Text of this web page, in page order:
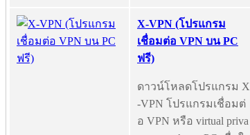
X-VPN (โปรแกรม
เชื่อมต่อ VPN บน PC
ฟรี)
ดาวน์โหลดโปรแกรม X
-VPN โปรแกรมเชื่อมต่
อ VPN หรือ virtual priva